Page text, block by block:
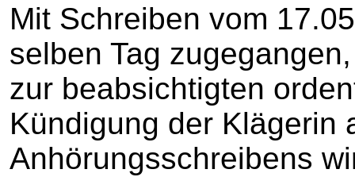
Mit Schreiben vom
selben Tag
zur beabsichtigten
Kündigung der Klägerin
Anhörungsschreibens